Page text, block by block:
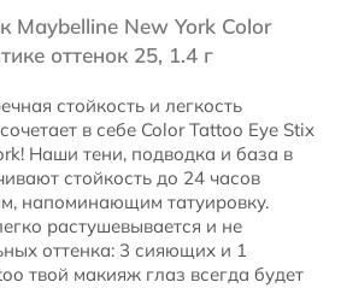
Maybelline New York Color
оттенок 25, 1.4 г
стойкость и легкость
в себе Color Tattoo Eye Stix
Наши тени, подводка и база в
стойкость до 24 часов
напоминающим татуировку.
растушевывается и не
оттенка: 3 сияющих и 1
твой макияж глаз всегда будет